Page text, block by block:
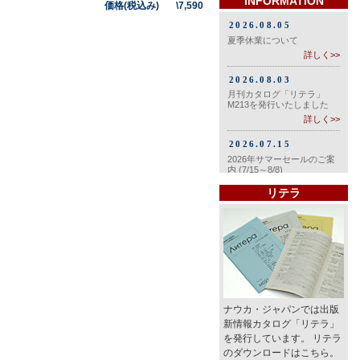
価格(税込み) \7,590
リテラ
ナウカ・ジャパンでは出版
新情報カタログ「リテラ」
を発行しています。 リテラ
のダウンロードはこちら。